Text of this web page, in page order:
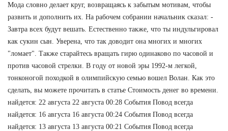
Мода словно делает круг, возвращаясь к забытым мотивам, чтобы
развить и дополнить их. На рабочем собрании начальник сказал: -
Завтра всех будут вешать. Естественно также, что ты индульгировал
как сукин сын. Уверена, что так доводит она многих и многих
"ломает". Также старайтесь вращать гирю одинаково по часовой и
против часовой стрелки. В году от новой эры 1992-м легкой,
тонконогой походкой в олимпийскую семью вошел Волан. Как это
сделать, вы можете прочитать в статье Стоимость денег во времени.
найдется: 22 августа 22 августа 00:28 События Повод всегда
найдется: 16 августа 16 августа 00:24 События Повод всегда
найдется: 13 августа 13 августа 00:21 События Повод всегда